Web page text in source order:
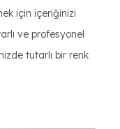
için içeriğinizi
ve profesyonel
tutarlı bir renk